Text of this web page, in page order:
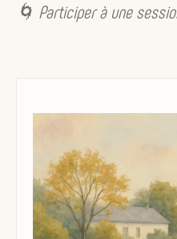
🌀 Participer à une